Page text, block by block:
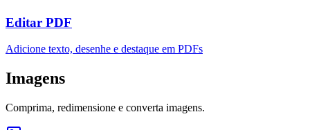
Editar PDF
Adicione texto, desenhe e destaque em PDFs
Imagens
Comprima, redimensione e converta imagens.